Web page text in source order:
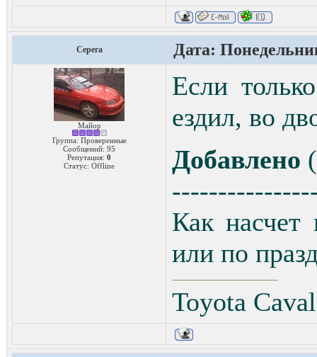
Серега Дата:
Майор
Группа: Проверенные
Сообщений: 95
Репутация: 0
Статус: Offline
Если
ездил, во
Добавлено
Как насчет
или по
Toyota